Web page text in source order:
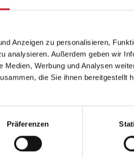
Anzeigen zu personalisieren,
analysieren. Außerdem geben wir
Medien, Werbung und Analysen
die Sie ihnen bereitgestellt
Präferenzen